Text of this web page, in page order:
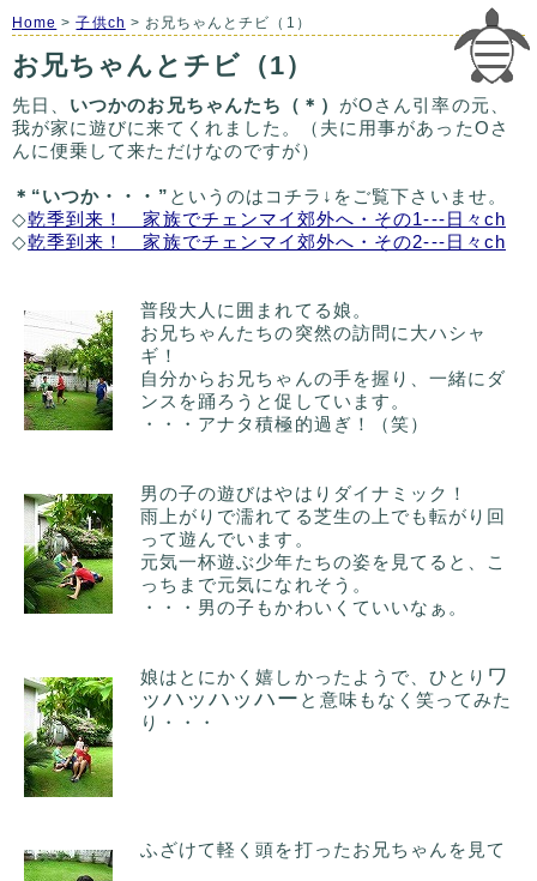
Home >子供ch > お兄ちゃんとチビ（1）
お兄ちゃんとチビ（1）
先日、 いつかのお兄ちゃんたち（＊） がOさん引率の元、
我が家に遊びに来てくれました。（夫に用事があったOさ
んに便乗して来ただけなのですが）
＊“いつか・・・” というのはコチラ↓をご覧下さいませ。
◇乾季到来！ 家族でチェンマイ郊外へ・その1---日々ch
◇乾季到来！ 家族でチェンマイ郊外へ・その2---日々ch
普段大人に囲まれてる娘。
お兄ちゃんたちの突然の訪問に大ハシャ
ギ！
自分からお兄ちゃんの手を握り、一緒にダ
ンスを踊ろうと促しています。
・・・アナタ積極的過ぎ！（笑）
男の子の遊びはやはりダイナミック！
雨上がりで濡れてる芝生の上でも転がり回
って遊んでいます。
元気一杯遊ぶ少年たちの姿を見てると、こ
っちまで元気になれそう。
・・・男の子もかわいくていいなぁ。
娘はとにかく嬉しかったようで、ひとり ワ
ッハッハッハー と意味もなく笑ってみた
り・・・
ふざけて軽く頭を打ったお兄ちゃんを見て